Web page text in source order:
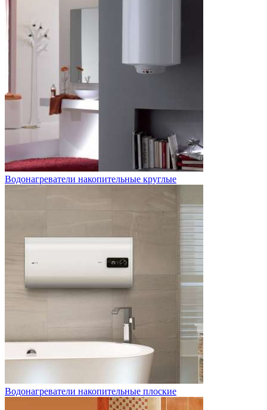
Водонагреватели накопительные круглые
Водонагреватели накопительные плоские